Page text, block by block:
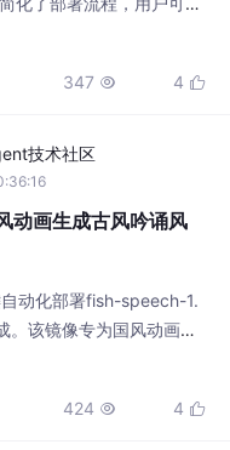
为高质量、自然的语音，
347  4 
技术社区
动画生成古风吟诵风
动化部署fish-speech-1.
。该镜像专为国风动画、
的吟诵风格语音，显著提
424  4 